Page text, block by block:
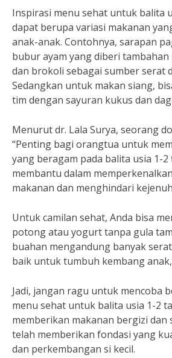
Inspirasi menu sehat untuk balita
dapat berupa variasi makanan
anak-anak. Contohnya, sarapan
bubur ayam yang diberi
dan brokoli sebagai sumber serat
Sedangkan untuk makan siang,
tim dengan sayuran kukus dan
Menurut dr. Lala Surya, seorang
“Penting bagi orangtua untuk
yang beragam pada balita usia 1-
membantu dalam
makanan dan menghindari
Untuk camilan sehat, Anda bisa
potong atau yogurt tanpa gula
buahan mengandung banyak
baik untuk tumbuh kembang
Jadi, jangan ragu untuk mencoba
menu sehat untuk balita usia 1-2
memberikan makanan bergizi dan
telah memberikan fondasi yang
dan perkembangan si kecil.